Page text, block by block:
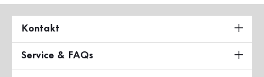
Kontakt
Service & FAQs